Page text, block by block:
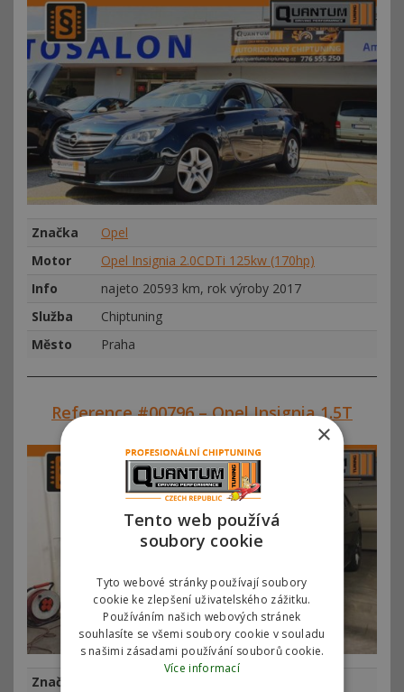
Značka
Opel
Motor
Opel Insignia 2.0CDTi 125kw (170hp)
Info
najeto 20593 km, rok výroby 2017
Služba
Chiptuning
Město
Praha
Reference #00796 – Opel Insignia 1.5T
Značka
×
Tento web používá
soubory cookie
Tyto webové stránky používají soubory
cookie ke zlepšení uživatelského zážitku.
Používáním našich webových stránek
souhlasíte se všemi soubory cookie v souladu
s našimi zásadami používání souborů cookie.
Více informací